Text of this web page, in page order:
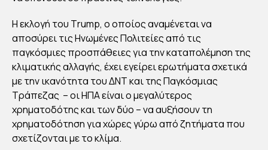
ΟΥ
Ν
Η εκλογή του Τrump, ο οποίος αναμένεται να
αποσύρει τις Ηνωμένες Πολιτείες από τις
παγκόσμιες προσπάθειες για την καταπολέμηση της
κλιματικής αλλαγής, έχει εγείρει ερωτήματα σχετικά
με την ικανότητα του ΔΝΤ και της Παγκόσμιας
Τράπεζας – οι ΗΠΑ είναι ο μεγαλύτερος
χρηματοδότης και των δύο – να αυξήσουν τη
χρηματοδότηση για χώρες γύρω από ζητήματα που
σχετίζονται με το κλίμα.